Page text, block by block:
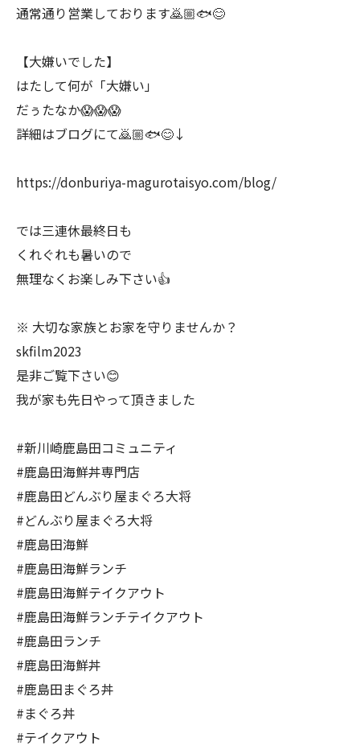
通常通り営業しております🙇🏼🐟😊
【大嫌いでした】
はたして何が「大嫌い」
だぅたなか😱😱😱
詳細はブログにて🙇🏼🐟😊↓
https://donburiya-magurotaisyo.com/blog/
では三連休最終日も
くれぐれも暑いので
無理なくお楽しみ下さい👍
※ 大切な家族とお家を守りませんか？
skfilm2023
是非ご覧下さい😊
我が家も先日やって頂きました
#新川崎鹿島田コミュニティ
#鹿島田海鮮丼専門店
#鹿島田どんぶり屋まぐろ大将
#どんぶり屋まぐろ大将
#鹿島田海鮮
#鹿島田海鮮ランチ
#鹿島田海鮮テイクアウト
#鹿島田海鮮ランチテイクアウト
#鹿島田ランチ
#鹿島田海鮮丼
#鹿島田まぐろ丼
#まぐろ丼
#テイクアウト